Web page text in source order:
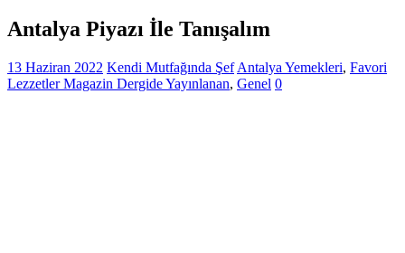
Antalya Piyazı İle Tanışalım
13 Haziran 2022 Kendi Mutfağında Şef Antalya Yemekleri, Favori
Lezzetler Magazin Dergide Yayınlanan, Genel 0